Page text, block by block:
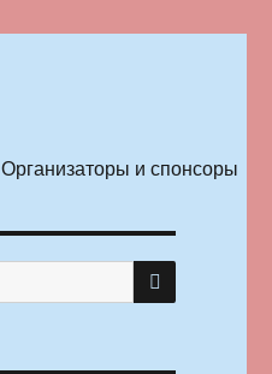
Организаторы и спонсоры
ПОИСК